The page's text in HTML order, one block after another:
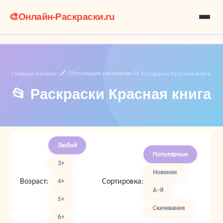
🎨Онлайн-Раскраски.ru
Главная›Каталог›🖍️ Обучающие раскраски›📂 Раскраски Красная книга
📂 Раскраски Красная книга
Возраст:
Любой
3+
4+
5+
6+
Сортировка:
Популярные
Новинки
А–Я
Скачивания